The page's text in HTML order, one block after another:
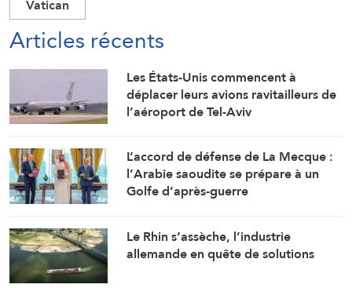
Vatican
Articles récents
Les États-Unis commencent à
déplacer leurs avions ravitailleurs de
l’aéroport de Tel-Aviv
L’accord de défense de La Mecque :
l’Arabie saoudite se prépare à un
Golfe d’après-guerre
Le Rhin s’assèche, l’industrie
allemande en quête de solutions